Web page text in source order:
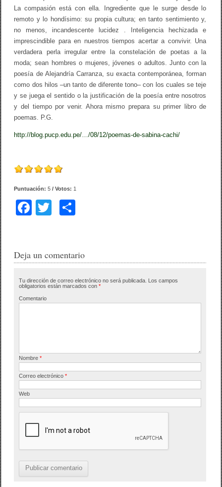
La compasión está con ella. Ingrediente que le surge desde lo
remoto y lo hondísimo: su propia cultura; en tanto sentimiento y,
no menos, incandescente lucidez . Inteligencia hechizada e
imprescindible para en nuestros tiempos acertar a convivir. Una
verdadera perla irregular entre la constelación de poetas a la
moda; sean hombres o mujeres, jóvenes o adultos. Junto con la
poesía de Alejandría Carranza, su exacta contemporánea, forman
como dos hilos –un tanto de diferente tono– con los cuales se teje
y se juega el sentido o la justificación de la poesía entre nosotros
y del tiempo por venir. Ahora mismo prepara su primer libro de
poemas. P.G.
http://blog.pucp.edu.pe/…/08/12/poemas-de-sabina-cachi/
Puntuación:5 / Votos: 1
F
e
o
o
er p
tir
Deja un comentario
Tu dirección de correo electrónico no será publicada. Los campos
obligatorios están marcados con*
Comentario
Nombre*
Correo electrónico*
Web